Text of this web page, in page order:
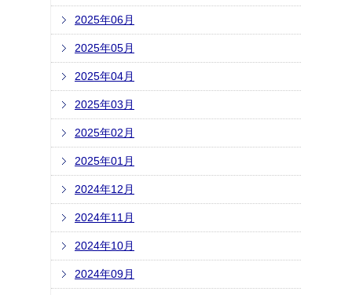
2025年06月
2025年05月
2025年04月
2025年03月
2025年02月
2025年01月
2024年12月
2024年11月
2024年10月
2024年09月